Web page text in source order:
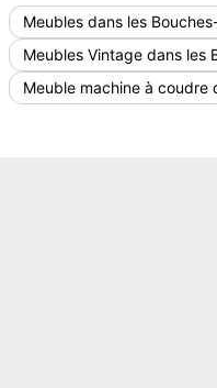
Meubles dans les
Meubles Vintage dans les
Meuble machine à coudre